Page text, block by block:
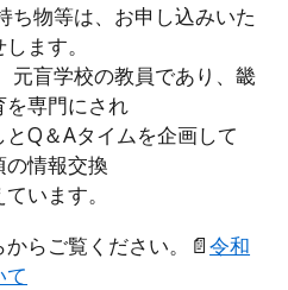
物等は、お申し込みいた
ます。
盲学校の教員であり、畿
専門にされ
Q＆Aタイムを企画して
情報交換
います。
らご覧ください。📄令和
て